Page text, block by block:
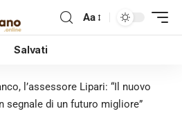
Aa
Salvati
l’assessore Lipari: “Il nuovo
segnale di un futuro migliore”